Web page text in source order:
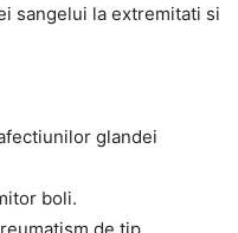
sangelui la extremitati si
glandei
boli.